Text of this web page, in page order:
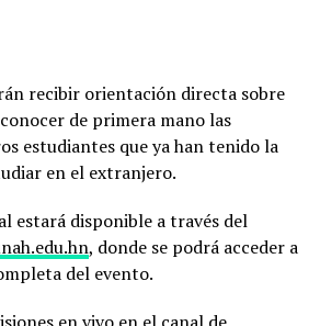
recibir orientación directa sobre
de primera mano las
estudiantes que ya han tenido la
en el extranjero.
estará disponible a través del
, donde se podrá acceder a
del evento.